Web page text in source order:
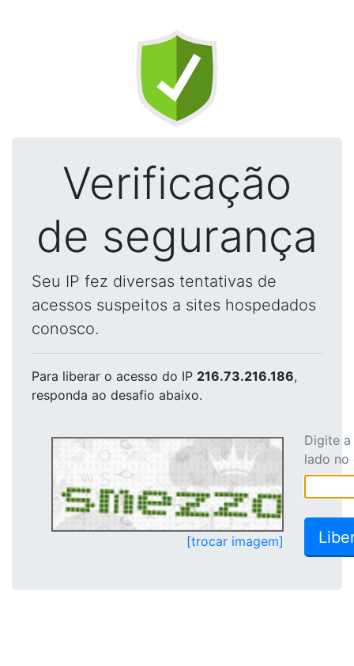
Verificação
de segurança
Seu IP fez diversas tentativas de
acessos suspeitos a sites hospedados
conosco.
Para liberar o acesso do IP 216.73.216.186,
responda ao desafio abaixo.
[trocar imagem]
Digite
lado no